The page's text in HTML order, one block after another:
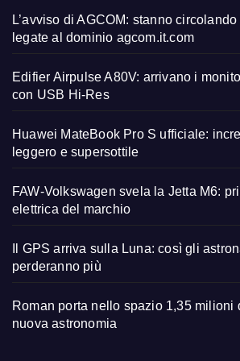
L’avviso di AGCOM: stanno
legate al dominio agcom.it.com
Edifier Airpulse A80V: arrivano i
con USB Hi-Res
Huawei MateBook Pro S ufficiale:
leggero e supersottile
FAW-Volkswagen svela la Jetta M6:
elettrica del marchio
Il GPS arriva sulla Luna: così gli
perderanno più
Roman porta nello spazio 1,35 milioni
nuova astronomia